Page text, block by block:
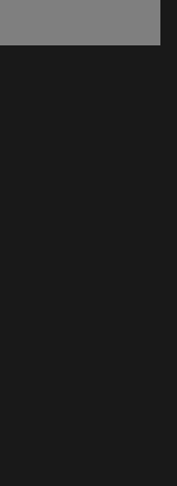
ventana)
ventana)